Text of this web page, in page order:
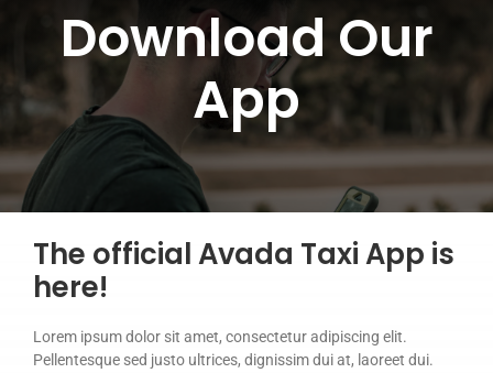
Download Our
App
The official Avada Taxi App is
here!
Lorem ipsum dolor sit amet, consectetur adipiscing elit.
Pellentesque sed justo ultrices, dignissim dui at, laoreet dui.